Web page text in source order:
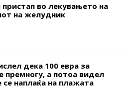
во лекувањето на
на желудник
дека 100 евра за
премногу, а потоа видел
наплаќа на плажата